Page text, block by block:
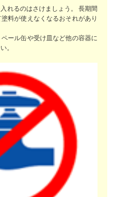
れるのはさけましょう。 長期間
料が使えなくなるおそれがあり
ール缶や受け皿など他の容器に
。